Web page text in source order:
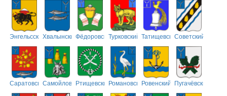
ЭнгельсскийХвалынскийФёдоровскийТурковский ТатищевскийСоветский
СаратовскийСамойловскийРтищевскийРомановскийРовенский Пугачёвский